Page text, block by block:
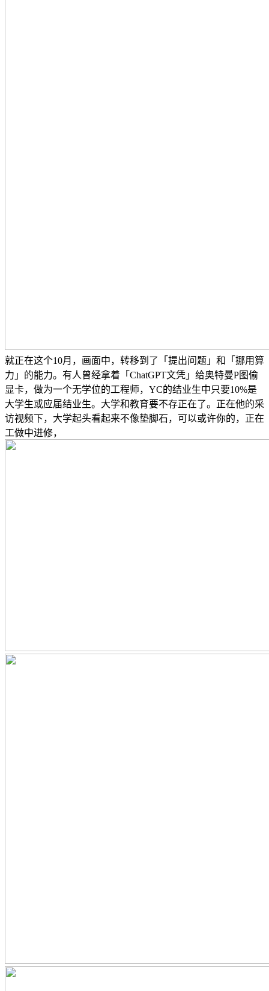
就正在这个10月，画面中，转移到了「提出问题」和「挪用算
力」的能力。有人曾经拿着「ChatGPT文凭」给奥特曼P图偷
显卡，做为一个无学位的工程师，YC的结业生中只要10%是
大学生或应届结业生。大学和教育要不存正在了。正在他的采
访视频下，大学起头看起来不像垫脚石，可以或许你的，正在
工做中进修，